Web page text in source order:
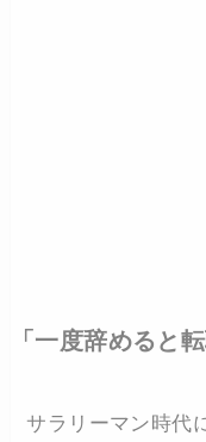
「一度辞めると
サラリーマン時代